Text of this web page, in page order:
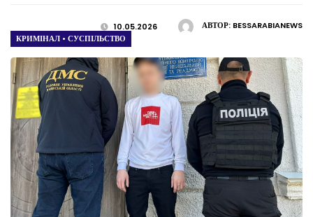
АВТОР: BESSARABIANEWS
10.05.2026
КРИМІНАЛ • СУСПІЛЬСТВО